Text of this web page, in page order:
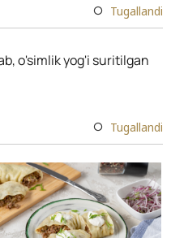
Tugallandi
o'simlik yog'i suritilgan
Tugallandi